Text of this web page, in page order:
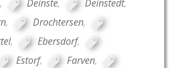
, Deinste, Deinstedt,
, Drochtersen,
, Ebersdorf,
Estorf, Farven,